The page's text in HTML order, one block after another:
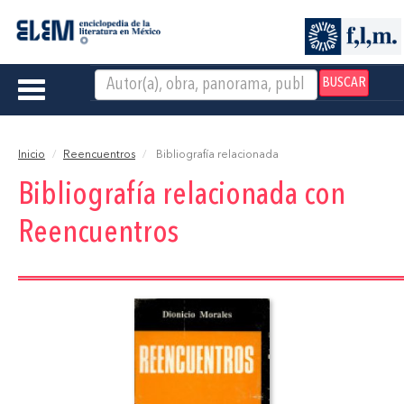
BUSCAR
Toggle
Inicio Reencuentros Bibliografía relacionada
Bibliografía relacionada con
Reencuentros